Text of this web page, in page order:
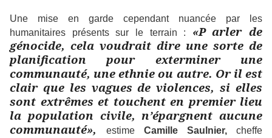
Une mise en garde cependant nuancée par les
humanitaires présents sur le terrain : «P arler de
génocide, cela voudrait dire une sorte de
planification pour exterminer une
communauté, une ethnie ou autre. Or il est
clair que les vagues de violences, si elles
sont extrêmes et touchent en premier lieu
la population civile, n’épargnent aucune
communauté»,
estime Camille Saulnier, cheffe